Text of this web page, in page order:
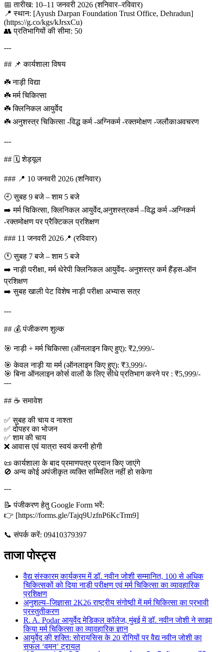
📅 तारीख: 10–11 जनवरी 2026 (शनिवार–रविवार)
📍 स्थान: [Ayush Darpan Foundation Trust Office, Dehradun]
(https://g.co/kgs/kJrsxCu)
👥 प्रतिभागियों की सीमा: 50
---
## 📌 कार्यशाला विषय
☘️ नाड़ी विद्या
☘️ मर्म चिकित्सा
☘️ क्लिनिकल आयुर्वेद
☘️ अनुशस्त्र चिकित्सा -विद्ध कर्म -अग्निकर्म -रक्तमोक्षण -जलौकाअवचरण
---
## 🗓️ शेड्यूल
### 📍 10 जनवरी 2026 (शनिवार)
🕘 सुबह 9 बजे – शाम 5 बजे
➡️ मर्म चिकित्सा, क्लिनिकल आयुर्वेद,अनुशस्त्रकर्म –विद्ध कर्म -अग्निकर्म
-रक्तमोक्षण पर प्रैक्टिकल प्रशिक्षण
### 11 जनवरी 2026📍 (रविवार)
🕚 सुबह 7 बजे – शाम 5 बजे
➡️ नाड़ी परीक्षा, मर्म थेरेपी क्लिनिकल आयुर्वेद- अनुशस्त्र कर्म हैंड्स-ऑन
प्रशिक्षण
➡️ सुबह खाली पेट विशेष नाड़ी परीक्षा अभ्यास सत्र
---
## 💰 पंजीकरण शुल्क
🎯 नाड़ी + मर्म चिकित्सा (ऑनलाइन किए हुए): ₹2,999/-
🎯 केवल नाड़ी या मर्म (ऑनलाइन किए हुए): ₹3,999/-
🎯 बिना ऑनलाइन कोर्स वालों के लिए सीधे प्रतिभाग करने पर : ₹5,999/-
---
## ☕ समावेश
✅ सुबह की चाय व नाश्ता
✅ दोपहर का भोजन
✅ शाम की चाय
❌ आवास एवं यात्रा स्वयं करनी होगी
📜 कार्यशाला के बाद प्रमाणपत्र प्रदान किए जाएंगे
🚫 अन्य कोई अपंजीकृत व्यक्ति सम्मिलित नहीं हो सकेगा
---
📝 पंजीकरण हेतु Google Form भरें:
👉 [https://forms.gle/Tajq9UzfnP6KcTrm9]
📞 संपर्क करें: 09410379397
ताजा पोस्ट्स
वैद्य संस्कारम् कार्यक्रम में डॉ. नवीन जोशी सम्मानित, 100 से अधिक
चिकित्सकों को दिया नाड़ी परीक्षण एवं मर्म चिकित्सा का व्यावहारिक
प्रशिक्षण
अनुशल्य–जिज्ञासा 2K26 राष्ट्रीय संगोष्ठी में मर्म चिकित्सा का प्रभावी
प्रस्तुतीकरण
R. A. Podar आयुर्वेद मेडिकल कॉलेज, मुंबई में डॉ. नवीन जोशी ने साझा
किया मर्म चिकित्सा का व्यावहारिक ज्ञान
आयुर्वेद की शक्ति: सोरायसिस के 20 रोगियों पर वैद्य नवीन जोशी का
सफल ‘वमन’ ट्रायल